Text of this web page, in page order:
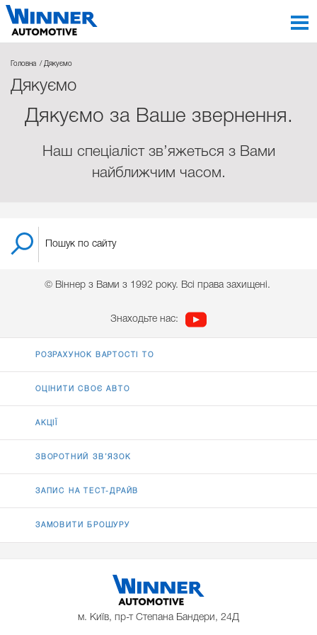
Головна Дякуємо
Дякуємо
Дякуємо за Ваше звернення.
Наш спеціаліст зв’яжеться з Вами
найближчим часом.
© Віннер з Вами з 1992 року. Всі права захищені.
Знаходьте нас:
РОЗРАХУНОК ВАРТОСТІ ТО
ОЦІНИТИ СВОЄ АВТО
АКЦІЇ
ЗВОРОТНИЙ ЗВ’ЯЗОК
ЗАПИС НА ТЕСТ-ДРАЙВ
ЗАМОВИТИ БРОШУРУ
м. Київ, пр-т Степана Бандери, 24Д